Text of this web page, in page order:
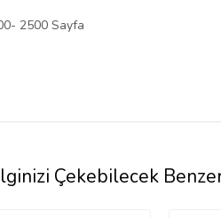
2500 Sayfa
Çekebilecek